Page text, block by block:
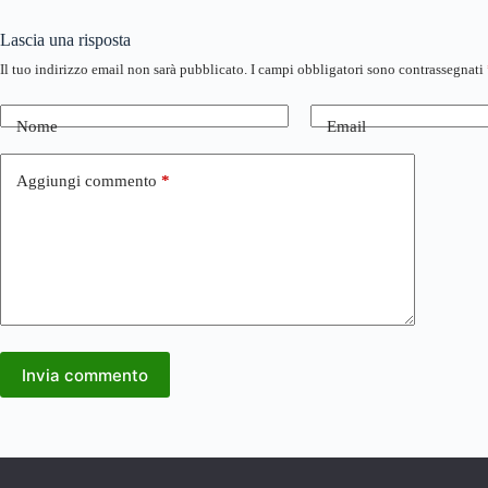
Lascia una risposta
Il tuo indirizzo email non sarà pubblicato. I campi obbligatori sono contrassegnati
Nome Email
Aggiungi commento *
Invia commento